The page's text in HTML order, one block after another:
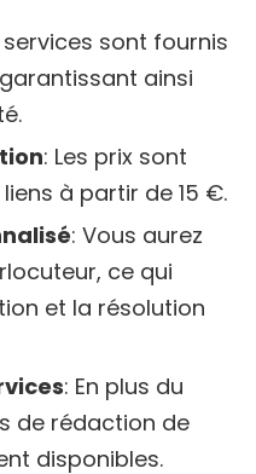
services sont fournis
ainsi
: Les prix sont
à partir de 15 €.
: Vous aurez
ce qui
et la résolution
: En plus du
de rédaction de
disponibles.